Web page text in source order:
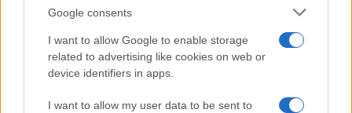
Google consents
I want to allow Google to enable storage
related to advertising like cookies on web or
device identifiers in apps.
I want to allow my user data to be sent to
regole e modelli.
picco, costi di indicizzazione e dimensionamento
degli indici vettoriali.
Chiudere il cerchio con unplaybookdi rilascio: